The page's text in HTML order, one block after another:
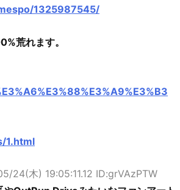
1325987545/
荒れます。
1.html
24(木) 19:05:11.12 ID:grVAzPTW